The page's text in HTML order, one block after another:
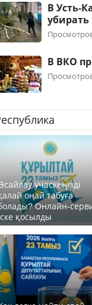
В Усть-
В ВКО
учаскеңізді
оңай табуға
Онлайн-
қосылды